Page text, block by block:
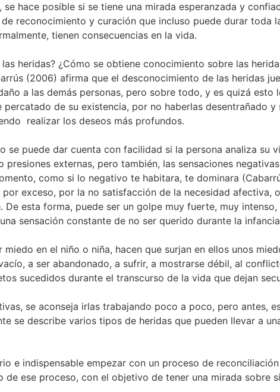
hace posible si se tiene una mirada esperanzada y
reconocimiento y curación que incluso puede durar toda
tienen consecuencias en la vida.
las heridas? ¿Cómo se obtiene conocimiento sobre las
(2006) afirma que el desconocimiento de las heridas
a las demás personas, pero sobre todo, y es quizá
percatado de su existencia, por no haberlas desentrañado
realizar los deseos más profundos.
se puede dar cuenta con facilidad si la persona analiza su
presiones externas, pero también, las sensaciones
como si lo negativo te habitara, te dominara
exceso, por la no satisfacción de la necesidad
esta forma, puede ser un golpe muy fuerte, muy
sensación constante de no ser querido durante la
miedo en el niño o niña, hacen que surjan en ellos unos
a ser abandonado, a sufrir, a mostrarse débil, al
sucedidos durante el transcurso de la vida que dejan
se aconseja irlas trabajando poco a poco, pero antes,
se describe varios tipos de heridas que pueden llevar a
e indispensable empezar con un proceso de
de ese proceso, con el objetivo de tener una mirada sobre